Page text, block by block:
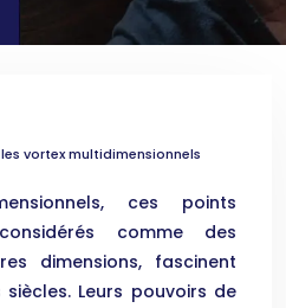
vortex multidimensionnels
ces points
comme des
dimensions, fascinent
siècles. Leurs pouvoirs de